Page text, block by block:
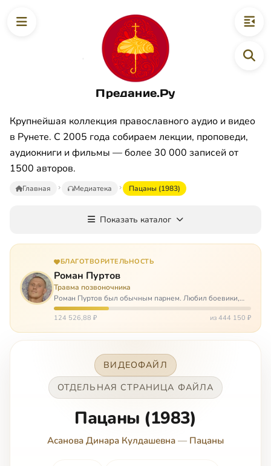
Предание.Ру
Крупнейшая коллекция православного аудио и видео
в Рунете. С 2005 года собираем лекции, проповеди,
аудиокниги и фильмы — более 30 000 записей от
1500 авторов.
Главная Медиатека Пацаны (1983)
Показать каталог
БЛАГОТВОРИТЕЛЬНОСТЬ
Роман Пуртов
Травма позвоночника
Роман Пуртов был обычным парнем. Любил боевики,
хорошие автомобили, был не дурак поиграть в комп,
любил жену и обожал дочь. А потом, будучи
124 526,88 ₽ из 444 150 ₽
ВИДЕОФАЙЛ
ОТДЕЛЬНАЯ СТРАНИЦА ФАЙЛА
Пацаны (1983)
Асанова Динара Кулдашевна — Пацаны